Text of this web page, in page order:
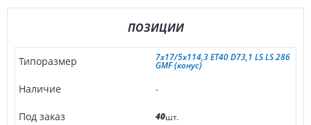
ПОЗИЦИИ
7x17/5x114,3 ET40 D73,1 LS LS 286
GMF (конус)
-
40шт.